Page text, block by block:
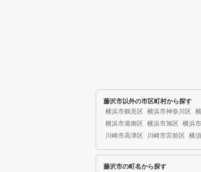
藤沢市以外の市区町村から探す
横浜市鶴見区 横浜市神奈川区
横浜市港南区
横浜市旭区 横浜
川崎市高津区
川崎市宮前区 横
藤沢市の町名から探す